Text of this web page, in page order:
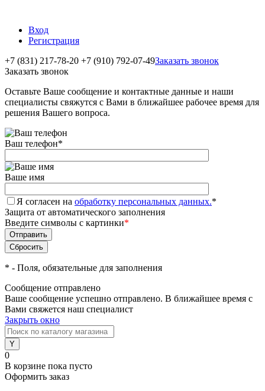
Вход
Регистрация
+7 (831) 217-78-20 +7 (910) 792-07-49Заказать звонок
Заказать звонок
Оставьте Ваше сообщение и контактные данные и наши
специалисты свяжутся с Вами в ближайшее рабочее время для
решения Вашего вопроса.
Ваш телефон*
Ваше имя
Я согласен на обработку персональных данных.*
Защита от автоматического заполнения
Введите символы с картинки*
* - Поля, обязательные для заполнения
Сообщение отправлено
Ваше сообщение успешно отправлено. В ближайшее время с
Вами свяжется наш специалист
Закрыть окно
0
В корзине пока пусто
Оформить заказ